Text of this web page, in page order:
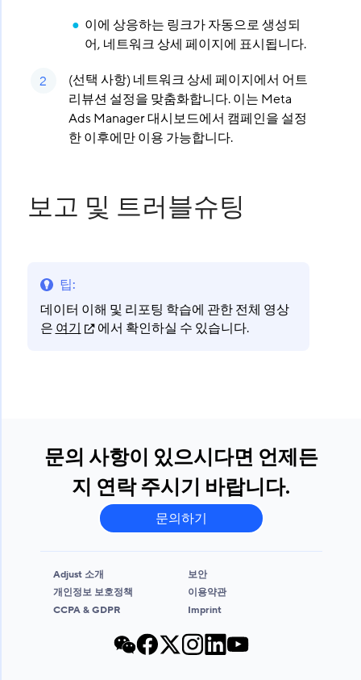
이에 상응하는 링크가 자동으로 생성되
어, 네트워크 상세 페이지에 표시됩니다.
(선택 사항) 네트워크 상세 페이지에서 어트
리뷰션 설정을 맞춤화합니다. 이는 Meta
Ads Manager 대시보드에서 캠페인을 설정
한 이후에만 이용 가능합니다.
보고 및 트러블슈팅
팁:
데이터 이해 및 리포팅 학습에 관한 전체 영상
은 여기 에서 확인하실 수 있습니다.
문의 사항이 있으시다면 언제든
지 연락 주시기 바랍니다.
문의하기
Adjust 소개
보안
개인정보 보호정책
이용약관
CCPA & GDPR
Imprint